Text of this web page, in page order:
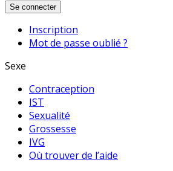
Se connecter
Inscription
Mot de passe oublié ?
Sexe
Contraception
IST
Sexualité
Grossesse
IVG
Où trouver de l’aide